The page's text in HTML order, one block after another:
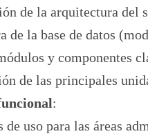
de la arquitectura del
de la base de datos
y componentes
de las principales
:
de uso para las áreas